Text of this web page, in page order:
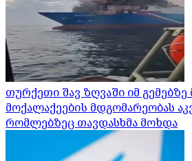
თურქეთი შავ ზღვაში იმ
მოქალაქეების მდგომარეობას
რომლებზეც თავდასხმა მოხდა